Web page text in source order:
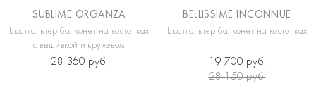
SUBLIME ORGANZA
Бюстгальтер балконет на косточках
с вышивкой и кружевом
28 360 руб.
BELLISSIME INCONNUE
Бюстгальтер балконет на косточках
19 700 руб.
28 150 руб.